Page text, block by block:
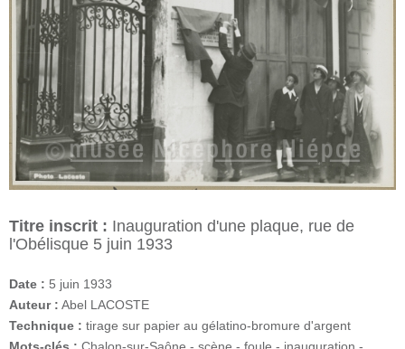
Titre inscrit : Inauguration d'une plaque, rue de
l'Obélisque 5 juin 1933
Date : 5 juin 1933
Auteur : Abel LACOSTE
Technique : tirage sur papier au gélatino-bromure d'argent